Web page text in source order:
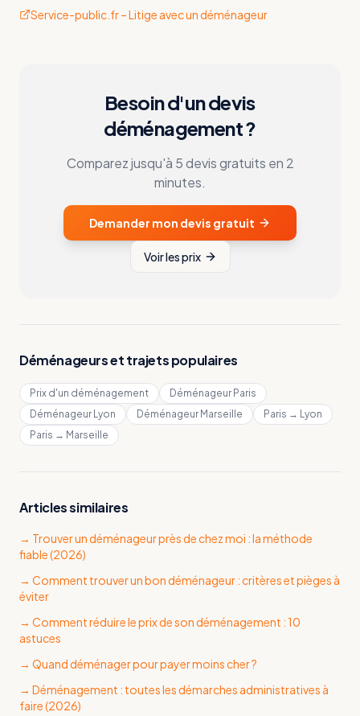
Service-public.fr – Litige avec un déménageur
Besoin d'un devis
déménagement ?
Comparez jusqu'à 5 devis gratuits en 2
minutes.
Demander mon devis gratuit
Voir les prix
Déménageurs et trajets populaires
Prix d'un déménagement
Déménageur Paris
Déménageur Lyon
Déménageur Marseille
Paris → Lyon
Paris → Marseille
Articles similaires
→ Trouver un déménageur près de chez moi : la méthode
fiable (2026)
→ Comment trouver un bon déménageur : critères et pièges à
éviter
→ Comment réduire le prix de son déménagement : 10
astuces
→ Quand déménager pour payer moins cher ?
→ Déménagement : toutes les démarches administratives à
faire (2026)